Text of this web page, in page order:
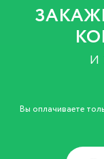
Вы оплачиваете